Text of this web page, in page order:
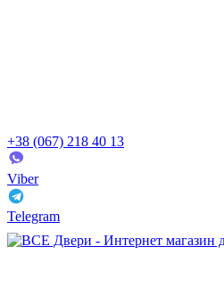
+38 (067) 218 40 13
Viber
Telegram